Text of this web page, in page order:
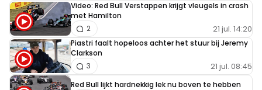
Video: Red Bull Verstappen krijgt vleugels in crash
met Hamilton
21 jul. 14:20
2
Piastri faalt hopeloos achter het stuur bij Jeremy
Clarkson
21 jul. 08:45
3
Red Bull lijkt hardnekkig lek nu boven te hebben